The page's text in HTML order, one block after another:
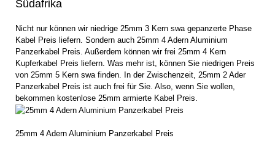
Südafrika
Nicht nur können wir niedrige 25mm 3 Kern swa gepanzerte Phase
Kabel Preis liefern. Sondern auch 25mm 4 Adern Aluminium
Panzerkabel Preis. Außerdem können wir frei 25mm 4 Kern
Kupferkabel Preis liefern. Was mehr ist, können Sie niedrigen Preis
von 25mm 5 Kern swa finden. In der Zwischenzeit, 25mm 2 Ader
Panzerkabel Preis ist auch frei für Sie. Also, wenn Sie wollen,
bekommen kostenlose 25mm armierte Kabel Preis.
25mm 4 Adern Aluminium Panzerkabel Preis